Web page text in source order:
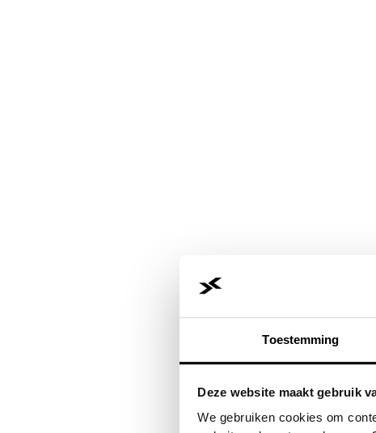
Toestemming
Deze website maakt gebruik
We gebruiken cookies om
Application error: aclient-side